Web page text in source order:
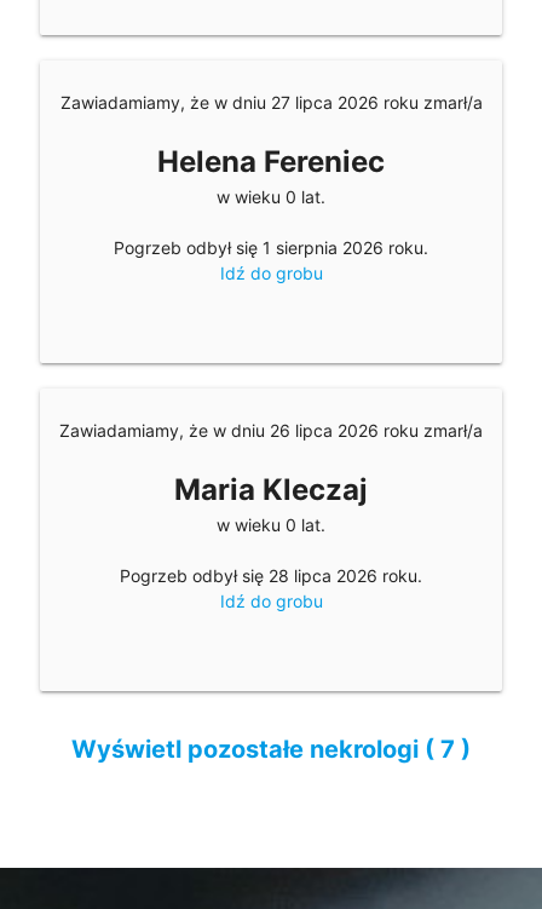
Zawiadamiamy, że w dniu 27 lipca 2026 roku zmarł/a
Helena Fereniec
w wieku 0 lat.
Pogrzeb odbył się 1 sierpnia 2026 roku.
Idź do grobu
Zawiadamiamy, że w dniu 26 lipca 2026 roku zmarł/a
Maria Kleczaj
w wieku 0 lat.
Pogrzeb odbył się 28 lipca 2026 roku.
Idź do grobu
Wyświetl pozostałe nekrologi ( 7 )